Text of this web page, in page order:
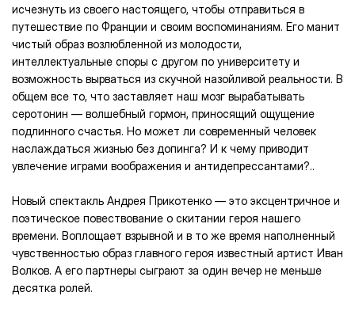
исчезнуть из своего настоящего, чтобы отправиться в
путешествие по Франции и своим воспоминаниям. Его манит
чистый образ возлюбленной из молодости,
интеллектуальные споры с другом по университету и
возможность вырваться из скучной назойливой реальности. В
общем все то, что заставляет наш мозг вырабатывать
серотонин — волшебный гормон, приносящий ощущение
подлинного счастья. Но может ли современный человек
наслаждаться жизнью без допинга? И к чему приводит
увлечение играми воображения и антидепрессантами?..
Новый спектакль Андрея Прикотенко — это эксцентричное и
поэтическое повествование о скитании героя нашего
времени. Воплощает взрывной и в то же время наполненный
чувственностью образ главного героя известный артист Иван
Волков. А его партнеры сыграют за один вечер не меньше
десятка ролей.